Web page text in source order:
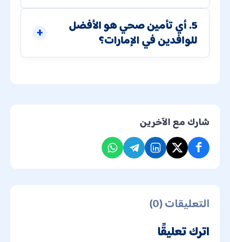
5. أي تأمين صحي هو الأفضل
للوافدين في الإمارات؟
شارك مع الآخرين
التعليقات (0)
اترك تعليقًا